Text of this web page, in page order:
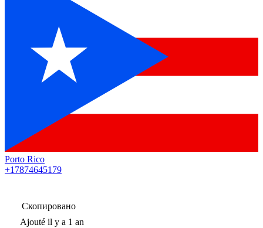
Porto Rico
+17874645179
Скопировано
Ajouté il y a 1 an